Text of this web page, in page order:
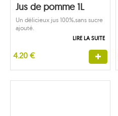
Jus de pomme 1L
Un délicieux jus 100%,sans sucre
ajouté.
LIRE LA SUITE
4.20 €